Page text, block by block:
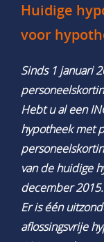
Huidige
voor
Sinds 1 januari
Hebt u al een
hypotheek met
van de huidige
december
Er is één
aflossingsvrije